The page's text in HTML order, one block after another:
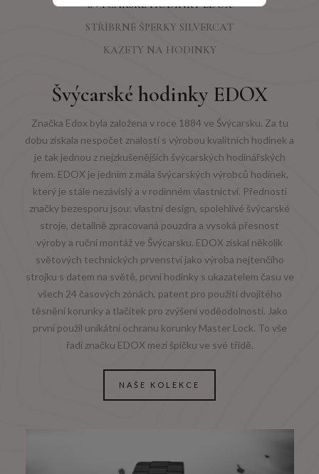
ŠVÝCARSKÉ HODINKY EDOX
STŘÍBRNÉ ŠPERKY SILVERCAT
KAZETY NA HODINKY
Švýcarské hodinky EDOX
Značka Edox byla založena v roce 1884 ve Švýcarsku. Za tu
dobu získala nespočet znalostí s výrobou kvalitních hodinek a
je tak jednou z nejzkušenějších švýcarských hodinářských
firem. EDOX je jedním z mála švýcarských výrobců hodinek,
který je stále nezávislý a v rodinném vlastnictví. Přednosti
značky bezesporu jsou: vlastní design, spolehlivé švýcarské
stroje, detailně zpracovaná pouzdra a vysoká přesnost
výroby a ruční montáž ve Švýcarsku. EDOX získal několik
světových technických prvenství jako výroba nejtenčího
strojku s datem na světě, první hodinky s ukazatelem času ve
všech 24 časových zónách, patent pro použití dvojitého
těsnění korunky a tlačítek pro zvýšení voděodolnosti. Jako
první použil unikátní ochranu korunky Master Lock. To vše
řadí značku EDOX mezi špičku ve své třídě.
NAŠE KOLEKCE